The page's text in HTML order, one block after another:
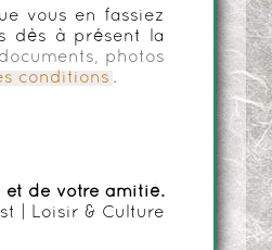
vous en fassiez
dès à présent la
photos
conditions .
de votre amitié.
| Loisir & Culture